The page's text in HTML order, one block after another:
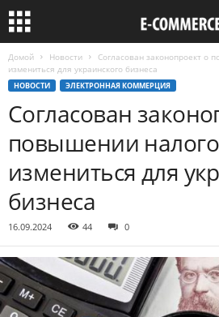
Домой Новости
Согласован законопроект о
измениться для украинского бизнеса
НОВОСТИ ЭЛЕКТРОННАЯ КОММЕРЦИЯ
Согласован
повышении
измениться для
бизнеса
16.09.2024 44 0